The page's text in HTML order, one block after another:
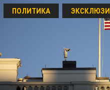
ПОЛИТИКА